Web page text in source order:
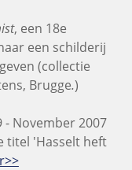
, een 18e
een schilderij
(collectie
Brugge.)
November 2007
titel 'Hasselt heft